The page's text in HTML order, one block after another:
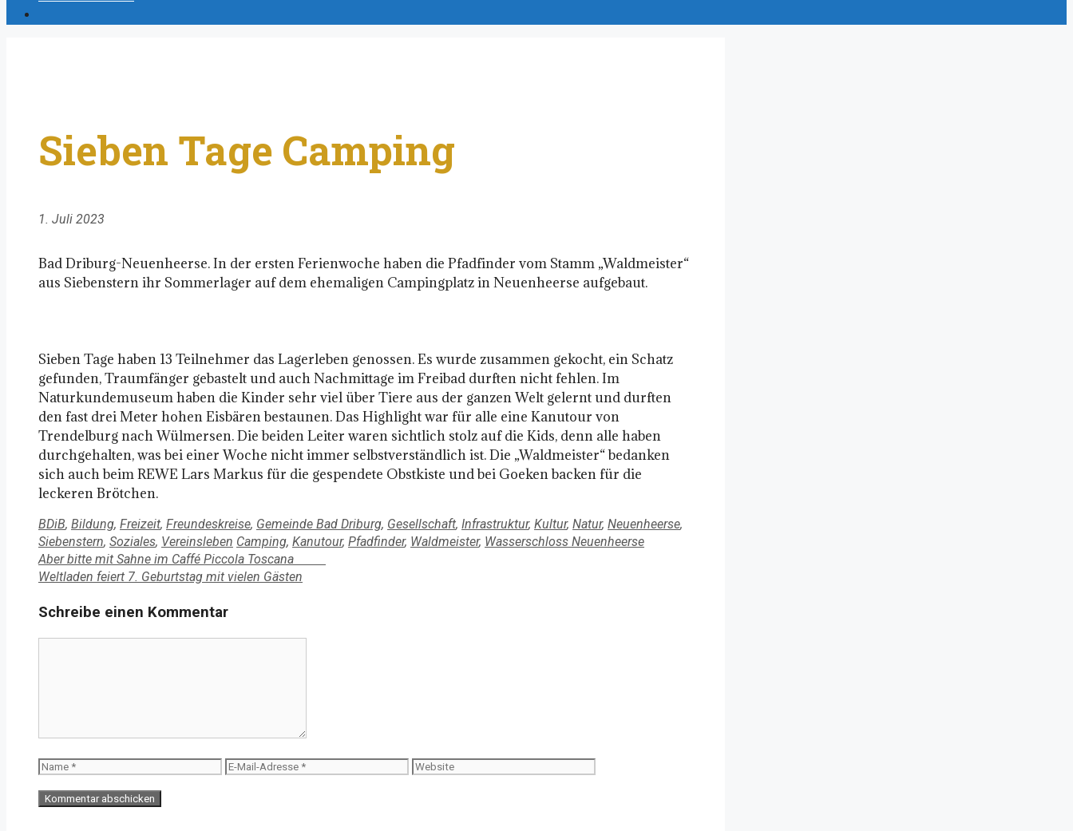
Sieben Tage Camping
1. Juli 2023
Bad Driburg-Neuenheerse. In der ersten Ferienwoche haben die Pfadfinder vom Stamm „Waldmeister“
aus Siebenstern ihr Sommerlager auf dem ehemaligen Campingplatz in Neuenheerse aufgebaut.
Sieben Tage haben 13 Teilnehmer das Lagerleben genossen. Es wurde zusammen gekocht, ein Schatz
gefunden, Traumfänger gebastelt und auch Nachmittage im Freibad durften nicht fehlen. Im
Naturkundemuseum haben die Kinder sehr viel über Tiere aus der ganzen Welt gelernt und durften
den fast drei Meter hohen Eisbären bestaunen. Das Highlight war für alle eine Kanutour von
Trendelburg nach Wülmersen. Die beiden Leiter waren sichtlich stolz auf die Kids, denn alle haben
durchgehalten, was bei einer Woche nicht immer selbstverständlich ist. Die „Waldmeister“ bedanken
sich auch beim REWE Lars Markus für die gespendete Obstkiste und bei Goeken backen für die
leckeren Brötchen.
Kategorien
BDiB, Bildung, Freizeit, Freundeskreise, Gemeinde Bad Driburg, Gesellschaft, Infrastruktur, Kultur, Natur, Neuenheerse,
Siebenstern, Soziales, Vereinsleben Schlagwörter
Camping, Kanutour, Pfadfinder, Waldmeister, Wasserschloss Neuenheerse
Aber bitte mit Sahne im Caffé Piccola Toscana
Weltladen feiert 7. Geburtstag mit vielen Gästen
Schreibe einen Kommentar
Name
E-
Website